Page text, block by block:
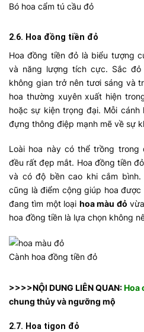
Bó hoa cẩm tú cầu đỏ
2.6. Hoa đồng tiền đỏ
Hoa đồng tiền đỏ là biểu tượng
và năng lượng tích cực. Sắc
không gian trở nên tươi sáng và
hoa thường xuyên xuất hiện
hoặc sự kiện trọng đại. Mỗi
đựng thông điệp mạnh mẽ về sự
Loài hoa này có thể trồng
đều rất đẹp mắt. Hoa đồng tiền
và có độ bền cao khi cắm
cũng là điểm cộng giúp hoa
đang tìm một loại hoa màu đỏ
hoa đồng tiền là lựa chọn không
Cành hoa đồng tiền đỏ
>>>>NỘI DUNG LIÊN QUAN:Hoa
chung thủy và ngưỡng mộ
2.7. Hoa tigon đỏ